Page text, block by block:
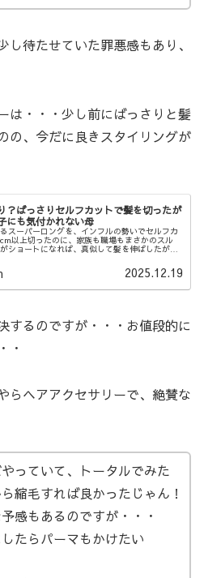
待たせていた罪悪感もあり、
は・・・少し前にばっさりと髪
の、今だに良きスタイリングが
？ばっさりセルフカットで髪を切ったが
にも気付かれない母
スーパーロングを、インフルの勢いでセルフカ
以上切ったのに、家族も職場もまさかのスル
ショートになれば、真似して髪を伸ばしたがる
た。爆笑の姫カット事件から、子の自由意思に感
まで綴ります。 2025.12.19
するのですが・・・お値段的に
・
らヘアアクセサリーで、絶賛な
っていて、トータルでみた
縮毛すれば良かったじゃん！
感もあるのですが・・・
たらパーマもかけたい